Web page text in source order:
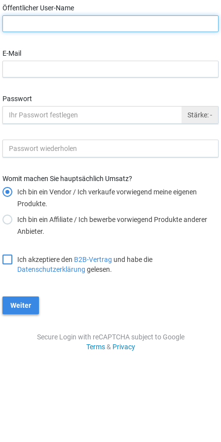
Öffentlicher User-Name
E-Mail
Passwort
Stärke:-
Womit machen Sie hauptsächlich Umsatz?
Ich bin ein Vendor / Ich verkaufe vorwiegend meine eigenen
Produkte.
Ich bin ein Affiliate / Ich bewerbe vorwiegend Produkte anderer
Anbieter.
Ich akzeptiere den B2B-Vertrag und habe die
Datenschutzerklärung gelesen.
Weiter
Secure Login with reCAPTCHA subject to Google
Terms& Privacy